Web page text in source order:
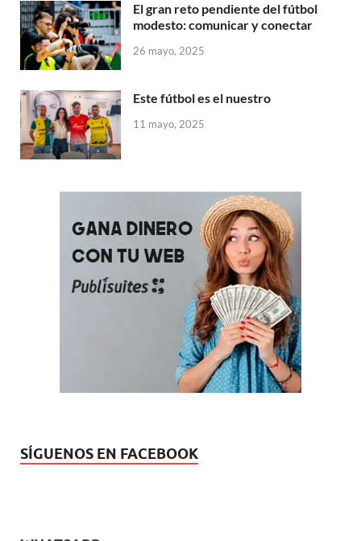
El gran reto pendiente del fútbol
modesto: comunicar y conectar
26 mayo, 2025
Este fútbol es el nuestro
11 mayo, 2025
SÍGUENOS EN FACEBOOK